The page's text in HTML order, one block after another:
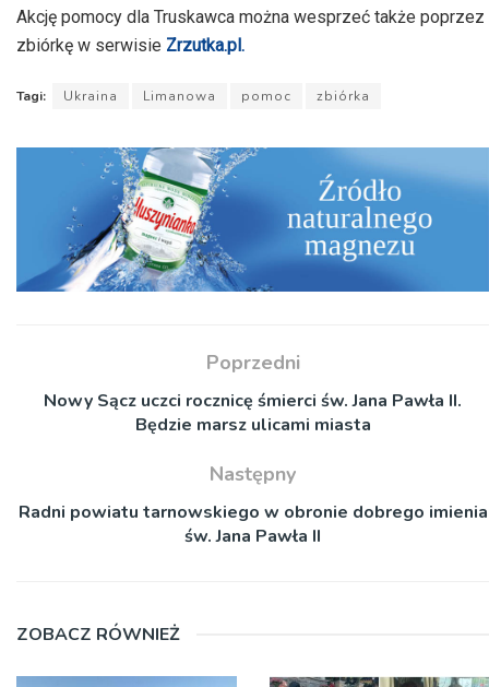
Akcję pomocy dla Truskawca można wesprzeć także poprzez
zbiórkę w serwisie Zrzutka.pl.
Tagi: Ukraina Limanowa pomoc zbiórka
Poprzedni
Nowy Sącz uczci rocznicę śmierci św. Jana Pawła II.
Będzie marsz ulicami miasta
Następny
Radni powiatu tarnowskiego w obronie dobrego imienia
św. Jana Pawła II
ZOBACZ RÓWNIEŻ